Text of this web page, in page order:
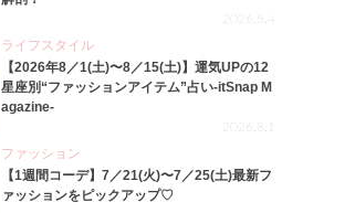
2026.8.4
ライフスタイル
【2026年8／1(土)〜8／15(土)】運気UPの12
星座別“ファッションアイテム”占い-itSnap M
agazine-
2026.8.1
ファッション
【1週間コーデ】7／21(火)〜7／25(土)最新フ
ァッションをピックアップ♡